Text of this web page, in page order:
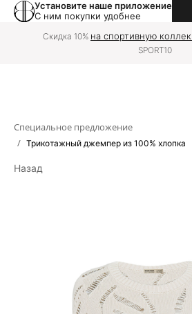
Установите наше приложение
С ним покупки удобнее
Доставку в вашу страну
международной версии
Специальное предложение
/ Трикотажный джемпер из 100% хлопка
Назад